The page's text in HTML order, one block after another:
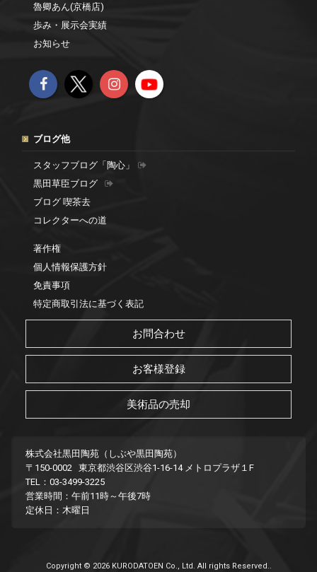
魯卿あん(京橋店)
歩み・展示会実績
お知らせ
ブログ他
スタッフブログ「陶心」
黒田草臣ブログ
ブログ 喫茶去
コレクターへの道
著作権
個人情報保護方針
免責事項
特定商取引法に基づく表記
お問合わせ
お客様登録
美術品の売却
株式会社黒田陶苑（しぶや黒田陶苑）
〒150-0002 東京都渋谷区渋谷1-16-14 メトロプラザ１F
TEL：03-3499-3225
営業時間：午前11時～午後7時
定休日：木曜日
Copyright © 2026 KURODATOEN Co., Ltd. All rights Reserved..